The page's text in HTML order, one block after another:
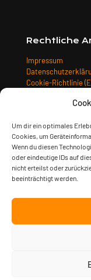
Um dir ein optimales
Cookies, um
Wenn du diesen
oder eindeutige IDs auf
nicht erteilst oder
beeinträchtigt werden.
Rechtliche
Impressum
Cookie-Richtlinie
Widerrufsbelehrung
Zahlungsarten
© 2023 Sturm &